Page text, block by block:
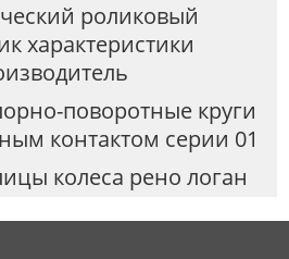
роликовый
характеристики
поворотные круги
контактом серии 01
колеса рено логан